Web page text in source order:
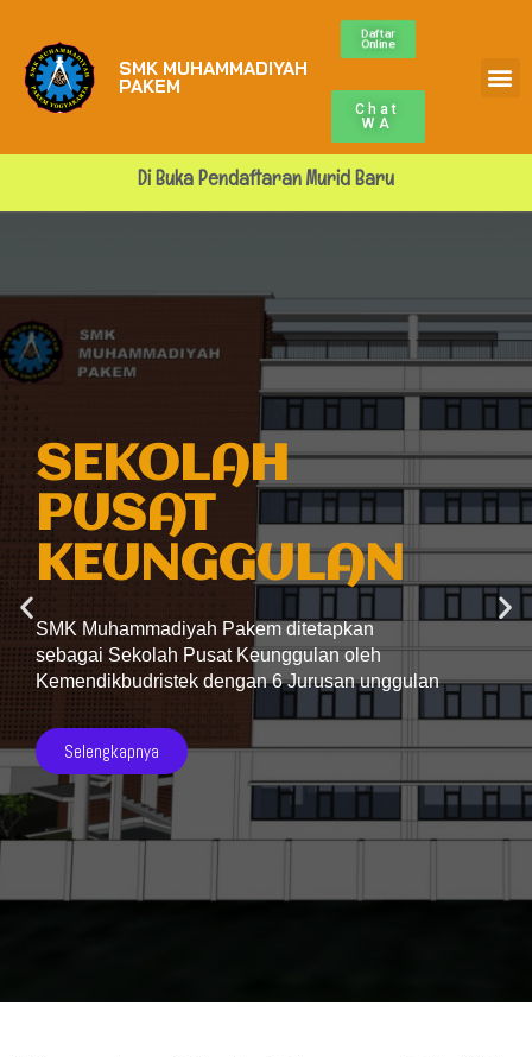
SMK MUHAMMADIYAH
PAKEM
Daftar
Online
Chat
WA
Di Buka Pendaftaran Murid Baru
SEKOLAH
PUSAT
KEUNGGULAN
SMK Muhammadiyah Pakem ditetapkan
sebagai Sekolah Pusat Keunggulan oleh
Kemendikbudristek dengan 6 Jurusan unggulan
Selengkapnya